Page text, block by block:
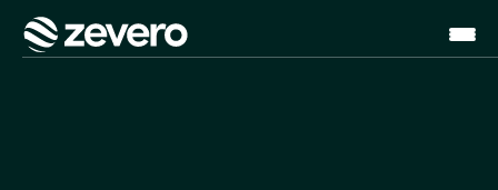
ホーム